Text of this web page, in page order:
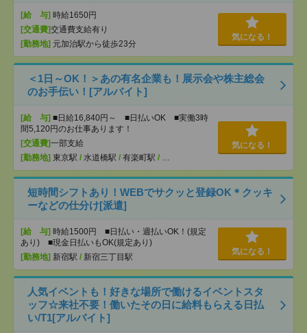
[給 与] 時給1650円
[交通費]交通費支給有り
[勤務地] 元加治駅から徒歩23分
気になる！
＜1日～OK！＞あの有名企業も！展示会や株主総会
のお手伝い！[アルバイト]
[給 与] ■日給16,840円～ ■日払いOK ■実働3時
間5,120円のお仕事あります！
[交通費]一部支給
[勤務地] 東京駅 / 水道橋駅 / 有楽町駅 / …
気になる！
短時間シフトあり！WEBでサクッと登録OK＊クッキ
ーなどの仕分け[派遣]
[給 与] 時給1500円 ■日払い・週払いOK！(規定
あり) ■現金日払いもOK(規定あり)
[勤務地] 新宿駅 / 新宿三丁目駅
気になる！
人気イベントも！好きな場所で働けるイベントスタ
ッフ☆来社不要！働いたその日に給料もらえる日払
い/T1[アルバイト]